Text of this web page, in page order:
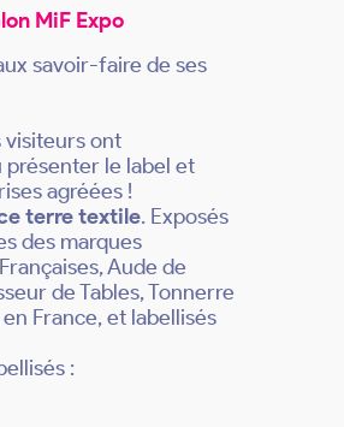
MiF Expo
savoir-faire de ses
visiteurs ont
présenter le label et
agréées !
terre textile. Exposés
des marques
Aude de
de Tables, Tonnerre
France, et labellisés
: